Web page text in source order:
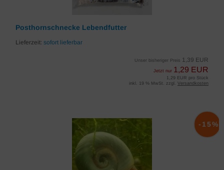
Posthornschnecke Lebendfutter
Lieferzeit: sofort lieferbar
Unser bisheriger Preis 1,39 EUR
Jetzt nur 1,29 EUR
1,29 EUR pro Stück
inkl. 19 % MwSt. zzgl. Versandkosten
-15%